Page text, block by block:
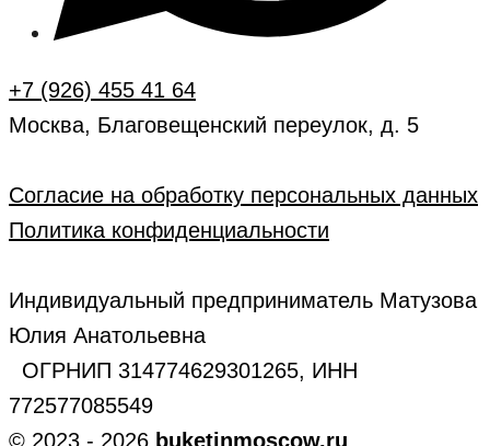
+7 (926) 455 41 64
Москва, Благовещенский переулок, д. 5
Согласие на обработку персональных данных
Политика конфиденциальности
Индивидуальный предприниматель Матузова
Юлия Анатольевна
ОГРНИП 314774629301265, ИНН
772577085549
© 2023 - 2026 buketinmoscow.ru